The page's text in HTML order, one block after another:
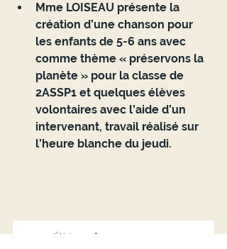
Mme LOISEAU présente la
création d’une chanson pour
les enfants de 5-6 ans avec
comme thème « préservons la
planète » pour la classe de
2ASSP1 et quelques élèves
volontaires avec l’aide d’un
intervenant, travail réalisé sur
l’heure blanche du jeudi.